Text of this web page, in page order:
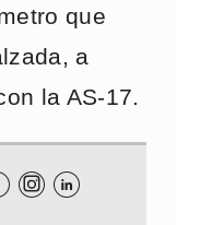
que
a
la AS-17.
